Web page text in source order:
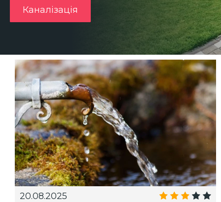
Каналізація
20.08.2025